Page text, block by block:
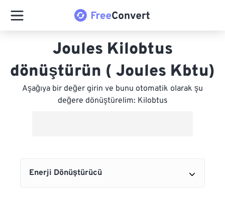
Joules Kilobtus
dönüştürün ( Joules Kbtu)
Aşağıya bir değer girin ve bunu otomatik olarak şu
değere dönüştürelim: Kilobtus